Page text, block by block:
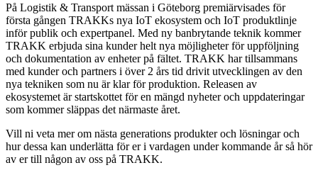
På Logistik & Transport mässan i Göteborg premiärvisades för
första gången TRAKKs nya IoT ekosystem och IoT produktlinje
inför publik och expertpanel. Med ny banbrytande teknik kommer
TRAKK erbjuda sina kunder helt nya möjligheter för uppföljning
och dokumentation av enheter på fältet. TRAKK har tillsammans
med kunder och partners i över 2 års tid drivit utvecklingen av den
nya tekniken som nu är klar för produktion. Releasen av
ekosystemet är startskottet för en mängd nyheter och uppdateringar
som kommer släppas det närmaste året.
Vill ni veta mer om nästa generations produkter och lösningar och
hur dessa kan underlätta för er i vardagen under kommande år så hör
av er till någon av oss på TRAKK.